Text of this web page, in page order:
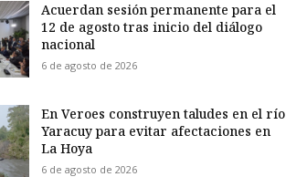
Acuerdan sesión permanente para el
12 de agosto tras inicio del diálogo
nacional
6 de agosto de 2026
En Veroes construyen taludes en el río
Yaracuy para evitar afectaciones en
La Hoya
6 de agosto de 2026